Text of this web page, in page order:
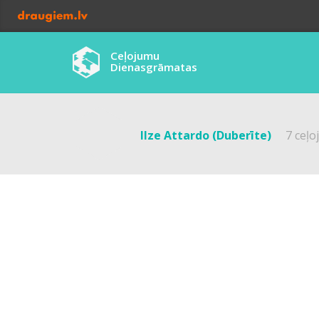
Ceļojumu
Dienasgrāmatas
Ilze Attardo (Duberīte) 7